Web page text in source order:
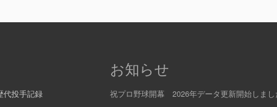
代投手記録
お知らせ
祝プロ野球開幕 2026年データ更新開始しまし